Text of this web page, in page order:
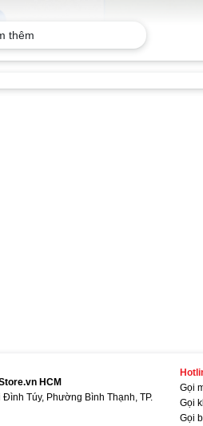
thêm
HCM
Đình Túy, Phường Bình Thạnh, TP.
Gọi
Gọi
Gọi